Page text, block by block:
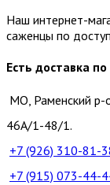
Наш интернет-
саженцы по
Есть доставка
МО, Раменский р-
46А/1-48/1.
+7 (926) 310-81-
+7 (915) 073-44-